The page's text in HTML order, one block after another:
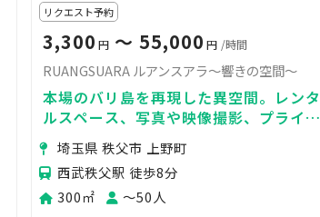
リクエスト予約
3,300 円 〜 55,000 円 /時間
RUANGSUARA ルアンスアラ〜響きの空間〜
本場のバリ島を再現した異空間。レンタ
ルスペース、写真や映像撮影、プライベ
ートパーティーなど
埼玉県 秩父市 上野町
西武秩父駅 徒歩8分
300㎡
〜50人